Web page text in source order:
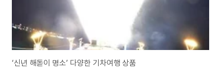
‘신년 해돋이 명소’ 다양한 기차여행 상품